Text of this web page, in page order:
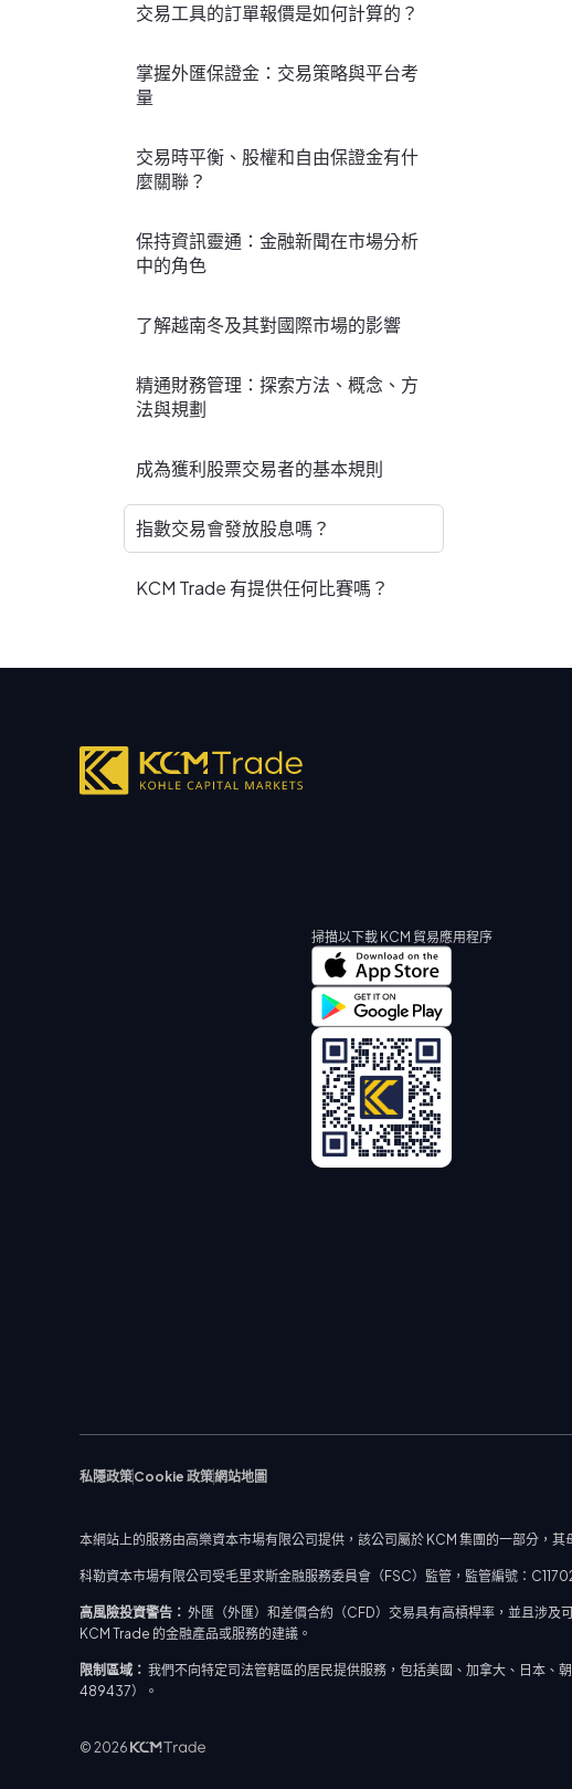
交易工具的訂單報價是如何計算的？
掌握外匯保證金：交易策略與平台考
量
交易時平衡、股權和自由保證金有什
麼關聯？
保持資訊靈通：金融新聞在市場分析
中的角色
了解越南冬及其對國際市場的影響
精通財務管理：探索方法、概念、方
法與規劃
成為獲利股票交易者的基本規則
指數交易會發放股息嗎？
KCM Trade 有提供任何比賽嗎？
掃描以下載 KCM 貿易應用程序
私隱政策Cookie 政策網站地圖
本網站上的服務由高樂資本市場有限公司提供，該公司屬於 KCM 集團的一部分，其
科勒資本市場有限公司受毛里求斯金融服務委員會（FSC）監管，監管編號：
高風險投資警告： 外匯（外匯）和差價合約（CFD）交易具有高槓桿率，並且涉及
KCM Trade 的金融產品或服務的建議。
限制區域： 我們不向特定司法管轄區的居民提供服務，包括美國、加拿大、日本
489437）。
© 2026